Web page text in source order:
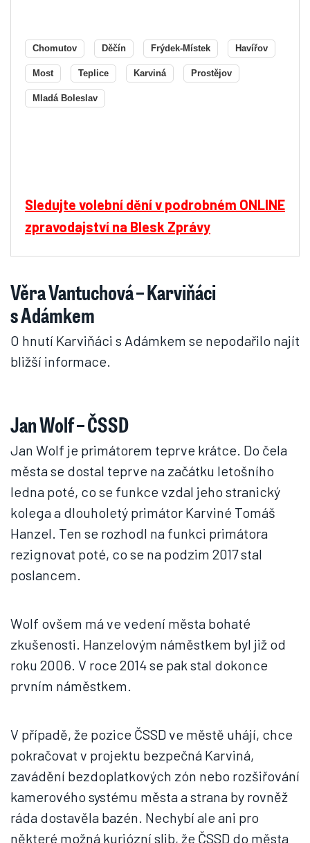
Chomutov Děčín Frýdek-Místek Havířov
Most Teplice Karviná Prostějov
Mladá Boleslav
Sledujte volební dění v podrobném ONLINE
zpravodajství na Blesk Zprávy
Věra Vantuchová – Karviňáci
s Adámkem
O hnutí Karviňáci s Adámkem se nepodařilo najít
bližší informace.
Jan Wolf – ČSSD
Jan Wolf je primátorem teprve krátce. Do čela
města se dostal teprve na začátku letošního
ledna poté, co se funkce vzdal jeho stranický
kolega a dlouholetý primátor Karviné Tomáš
Hanzel. Ten se rozhodl na funkci primátora
rezignovat poté, co se na podzim 2017 stal
poslancem.
Wolf ovšem má ve vedení města bohaté
zkušenosti. Hanzelovým náměstkem byl již od
roku 2006. V roce 2014 se pak stal dokonce
prvním náměstkem.
V případě, že pozice ČSSD ve městě uhájí, chce
pokračovat v projektu bezpečná Karviná,
zavádění bezdoplatkových zón nebo rozšiřování
kamerového systému města a strana by rovněž
ráda dostavěla bazén. Nechybí ale ani pro
některé možná kuriózní slib, že ČSSD do města